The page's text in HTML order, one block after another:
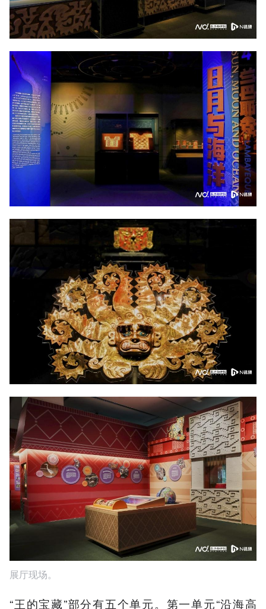
展厅现场。
“王的宝藏”部分有五个单元。第一单元“沿海高